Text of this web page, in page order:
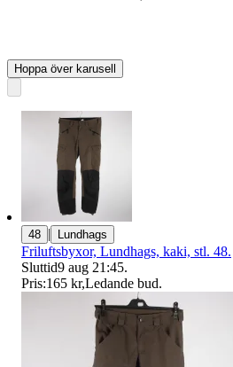
Hoppa över karusell
48 | Lundhags
Friluftsbyxor, Lundhags, kaki, stl. 48.
Sluttid9 aug 21:45.
Pris:165 kr,Ledande bud.